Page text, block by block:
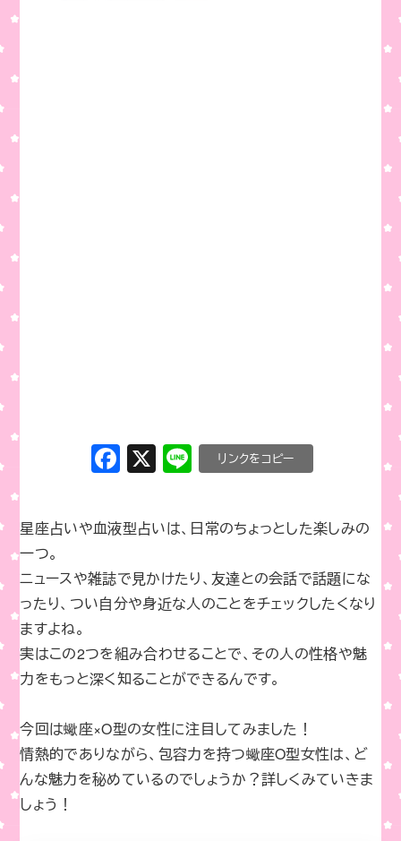
F
a
c
e
b
o
k
X Li
n
e
C
o
p
y
Li
n
星座占いや血液型占いは、日常のちょっとした楽しみの
一つ。
ニュースや雑誌で見かけたり、友達との会話で話題にな
ったり、つい自分や身近な人のことをチェックしたくなり
ますよね。
実はこの2つを組み合わせることで、その人の性格や魅
力をもっと深く知ることができるんです。
今回は蠍座×O型の女性に注目してみました！
情熱的でありながら、包容力を持つ蠍座O型女性は、ど
んな魅力を秘めているのでしょうか？詳しくみていきま
しょう！